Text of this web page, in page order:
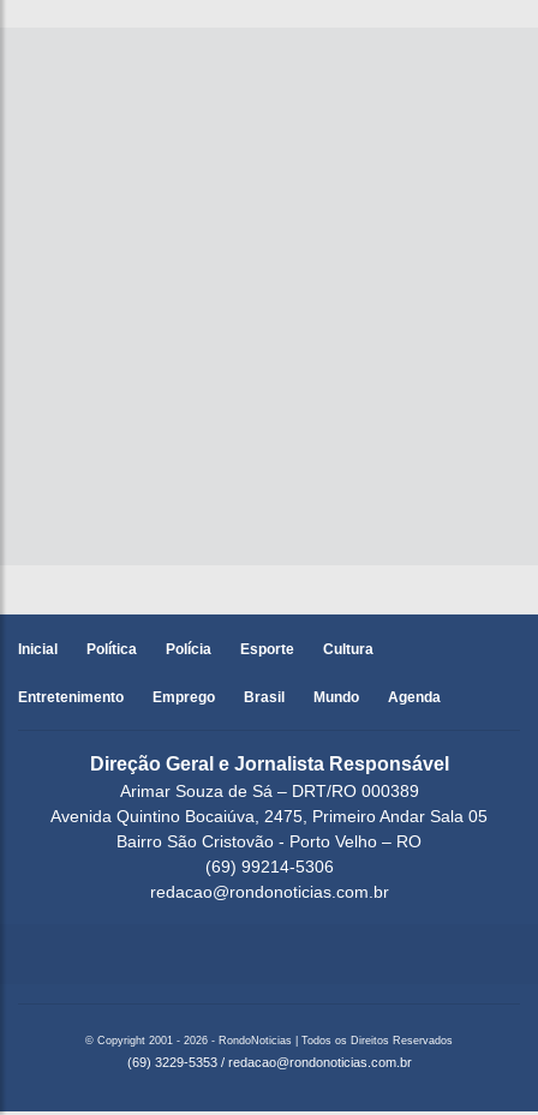
Inicial Política Polícia Esporte Cultura
Entretenimento Emprego Brasil Mundo Agenda
Direção Geral e Jornalista Responsável
Arimar Souza de Sá – DRT/RO 000389
Avenida Quintino Bocaiúva, 2475, Primeiro Andar Sala 05
Bairro São Cristovão - Porto Velho – RO
(69) 99214-5306
redacao@rondonoticias.com.br
© Copyright 2001 - 2026 - RondoNoticias | Todos os Direitos Reservados
(69) 3229-5353 / redacao@rondonoticias.com.br